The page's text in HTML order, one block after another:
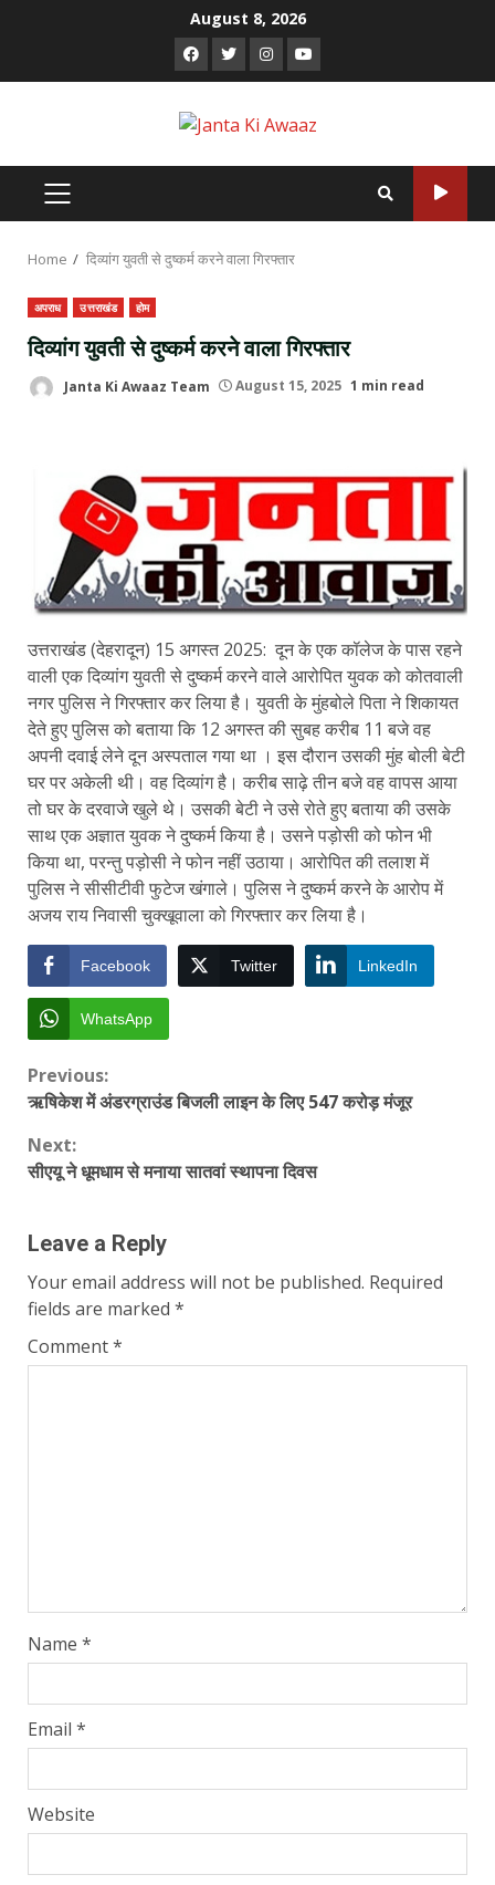
August 8, 2026
Facebook
TwitterInstagram
Youtube
PRIMARY
MENU
Home दिव्यांग युवती से दुष्कर्म करने वाला गिरफ्तार
अपराध उत्तराखंड होम
दिव्यांग युवती से दुष्कर्म करने वाला गिरफ्तार
Janta Ki Awaaz Team August 15, 2025 1 min read
उत्तराखंड (देहरादून) 15 अगस्त 2025: दून के एक कॉलेज के पास रहने
वाली एक दिव्यांग युवती से दुष्कर्म करने वाले आरोपित युवक को कोतवाली
नगर पुलिस ने गिरफ्तार कर लिया है। युवती के मुंहबोले पिता ने शिकायत
देते हुए पुलिस को बताया कि 12 अगस्त की सुबह करीब 11 बजे वह
अपनी दवाई लेने दून अस्पताल गया था । इस दौरान उसकी मुंह बोली बेटी
घर पर अकेली थी। वह दिव्यांग है। करीब साढ़े तीन बजे वह वापस आया
तो घर के दरवाजे खुले थे। उसकी बेटी ने उसे रोते हुए बताया की उसके
साथ एक अज्ञात युवक ने दुष्कर्म किया है। उसने पड़ोसी को फोन भी
किया था, परन्तु पड़ोसी ने फोन नहीं उठाया। आरोपित की तलाश में
पुलिस ने सीसीटीवी फुटेज खंगाले। पुलिस ने दुष्कर्म करने के आरोप में
अजय राय निवासी चुक्खूवाला को गिरफ्तार कर लिया है।
Facebook Twitter LinkedIn
WhatsApp
Continue
Reading
Previous:
ऋषिकेश में अंडरग्राउंड बिजली लाइन के लिए 547 करोड़ मंजूर
Next:
सीएयू ने धूमधाम से मनाया सातवां स्थापना दिवस
Leave a Reply
Your email address will not be published. Required
fields are marked *
Comment*
Name *
Email *
Website